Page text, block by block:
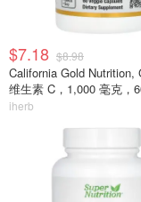
$7.18 $8.98
California Gold Nutrition,
维生素 C，1,000 毫克，
胶囊
iherb